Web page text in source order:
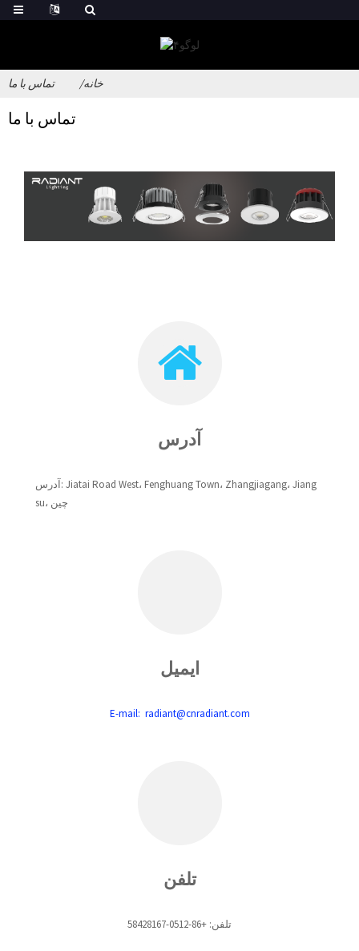
خانه تماس با ما
تماس با ما
آدرس
آدرس: Jiatai Road West، Fenghuang Town، Zhangjiagang، Jiang
su، چین
ایمیل
E-mail: radiant@cnradiant.com
تلفن
تلفن: +86-0512-58428167